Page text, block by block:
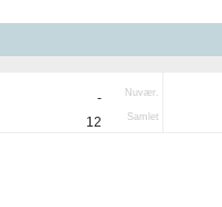
- Nuvær.
12 Samlet